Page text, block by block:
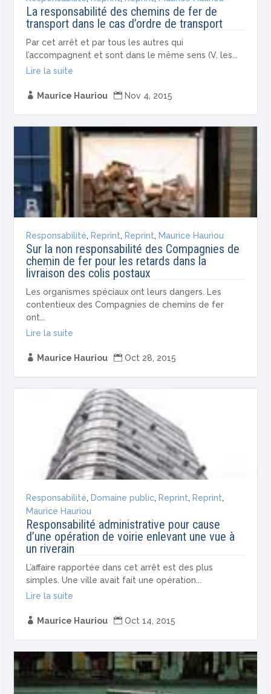
La responsabilité des chemins de fer de
transport dans le cas d’ordre de transport
Par cet arrêt et par tous les autres qui
l’accompagnent et sont dans le même sens (V. les...
Lire la suite
 Maurice Hauriou  Nov 4, 2015
Responsabilité, Reprint, Reprint, Maurice Hauriou
Sur la non responsabilité des Compagnies de
chemin de fer pour les retards dans la
livraison des colis postaux
Les organismes spéciaux ont leurs dangers. Les
contentieux des Compagnies de chemins de fer
ont...
Lire la suite
 Maurice Hauriou  Oct 28, 2015
Responsabilité, Domaine public, Reprint, Reprint,
Maurice Hauriou
Responsabilité administrative pour cause
d’une opération de voirie enlevant une vue à
un riverain
L’affaire rapportée dans cet arrêt est des plus
simples. Une ville avait fait une opération...
Lire la suite
 Maurice Hauriou  Oct 14, 2015